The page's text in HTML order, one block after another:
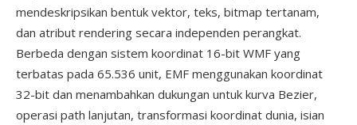
mendeskripsikan bentuk vektor, teks, bitmap tertanam,
dan atribut rendering secara independen perangkat.
Berbeda dengan sistem koordinat 16-bit WMF yang
terbatas pada 65.536 unit, EMF menggunakan koordinat
32-bit dan menambahkan dukungan untuk kurva Bezier,
operasi path lanjutan, transformasi koordinat dunia, isian